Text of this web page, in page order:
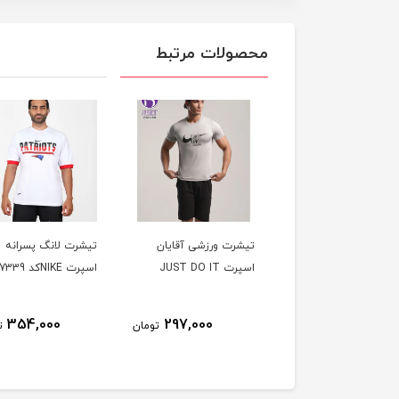
محصولات مرتبط
تیشرت ورزشی آقایان
اسپرت JUST DO IT
297,000 تومان
تیشرت لانگ پسرانه
اسپرت NIKEکد 7339
354,000